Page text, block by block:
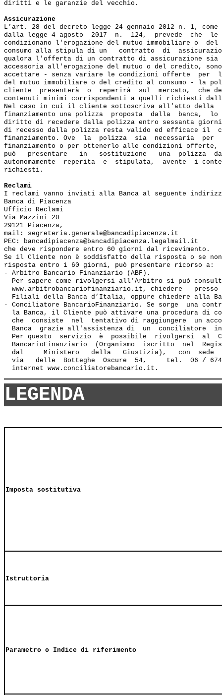
diritti e le garanzie del vecchio.
Assicurazione
L’art. 28 del decreto legge 24 gennaio 2012 n. 1,
dalla legge 4 agosto  2017  n.  124,  prevede  che  le
condizionano l'erogazione del mutuo immobiliare o
consumo alla stipula di un   contratto  di
qualora l'offerta di un contratto di assicurazione sia
accessoria all'erogazione del mutuo o del credito,
accettare - senza variare le condizioni offerte  per
del mutuo immobiliare o del credito al consumo - la
cliente  presenterà  o  reperirà  sul  mercato,  che
contenuti minimi corrispondenti a quelli richiesti
Nel caso in cui il cliente sottoscriva all'atto della
finanziamento una polizza  proposta  dalla  banca,
diritto di recedere dalla polizza entro sessanta
di recesso dalla polizza resta valido ed efficace il
finanziamento. Ove  la  polizza  sia  necessaria
finanziamento o per ottenerlo alle condizioni
può   presentare   in   sostituzione   una  polizza
autonomamente  reperita  e  stipulata,  avente  i
richiesti.
Reclami
I reclami vanno inviati alla Banca al seguente
Banca di Piacenza
Ufficio Reclami
Via Mazzini 20
29121 Piacenza,
mail: segreteria.generale@bancadipiacenza.it
PEC: bancadipiacenza@bancadipiacenza.legalmail.it
che deve rispondere entro 60 giorni dal ricevimento.
Se il Cliente non è soddisfatto della risposta o se
risposta entro i 60 giorni, può presentare ricorso a:
- Arbitro Bancario Finanziario (ABF).
Per sapere come rivolgersi all’Arbitro si può
www.arbitrobancariofinanziario.it, chiedere   presso
Filiali della Banca d’Italia, oppure chiedere alla
- Conciliatore BancarioFinanziario. Se sorge  una
la Banca, il Cliente può attivare una procedura di
che  consiste  nel  tentativo di raggiungere  un
Banca  grazie all'assistenza di  un  conciliatore
Per questo  servizio  è  possibile  rivolgersi  al
BancarioFinanziario  (Organismo  iscritto  nel
dal     Ministero   della   Giustizia),   con  sede
via   delle  Botteghe  Oscure  54,     tel.  06 /
LEGENDA
Imposta sostitutiva
Istruttoria
Parametro o Indice di riferimento